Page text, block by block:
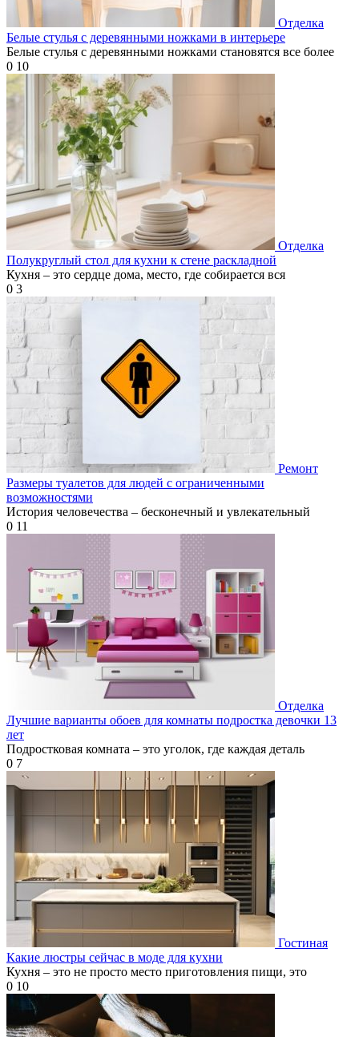
Отделка
Белые стулья с деревянными ножками в интерьере
Белые стулья с деревянными ножками становятся все более
0 10
Отделка
Полукруглый стол для кухни к стене раскладной
Кухня – это сердце дома, место, где собирается вся
0 3
Ремонт
Размеры туалетов для людей с ограниченными
возможностями
История человечества – бесконечный и увлекательный
0 11
Отделка
Лучшие варианты обоев для комнаты подростка девочки 13
лет
Подростковая комната – это уголок, где каждая деталь
0 7
Гостиная
Какие люстры сейчас в моде для кухни
Кухня – это не просто место приготовления пищи, это
0 10